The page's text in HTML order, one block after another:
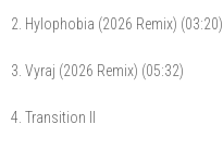
2. Hylophobia (2026 Remix) (03:20)
3. Vyraj (2026 Remix) (05:32)
4. Transition II